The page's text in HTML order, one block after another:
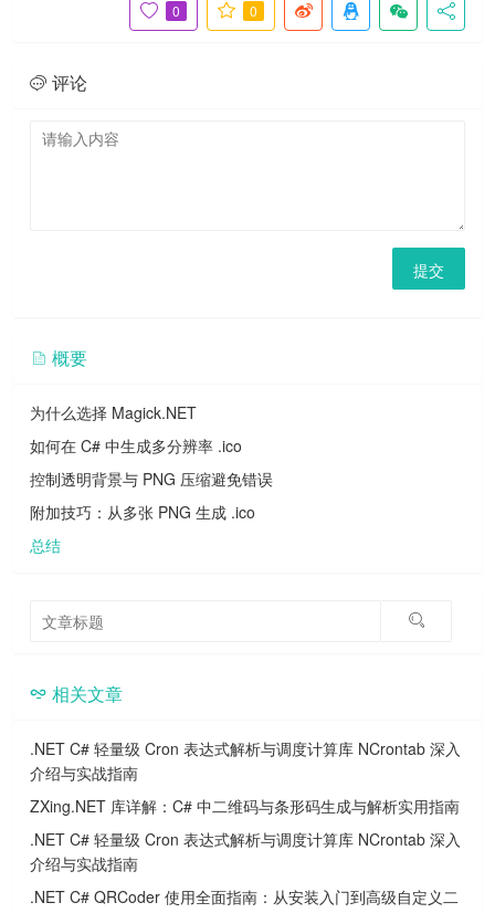
0 0
评论
提交
概要
为什么选择 Magick.NET
如何在 C# 中生成多分辨率 .ico
控制透明背景与 PNG 压缩避免错误
附加技巧：从多张 PNG 生成 .ico
总结
相关文章
.NET C# 轻量级 Cron 表达式解析与调度计算库 NCrontab 深入
介绍与实战指南
ZXing.NET 库详解：C# 中二维码与条形码生成与解析实用指南
.NET C# 轻量级 Cron 表达式解析与调度计算库 NCrontab 深入
介绍与实战指南
.NET C# QRCoder 使用全面指南：从安装入门到高级自定义二